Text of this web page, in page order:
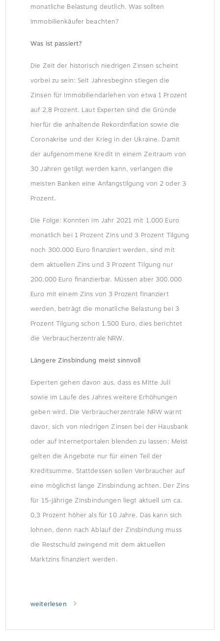
monatliche Belastung deutlich. Was sollten
Immobilienkäufer beachten?
Was ist passiert?
Die Zeit der historisch niedrigen Zinsen scheint
vorbei zu sein: Seit Jahresbeginn stiegen die
Zinsen für Immobiliendarlehen von etwa 1 Prozent
auf 2,8 Prozent. Laut Experten sind die Gründe
hierfür die anhaltende Rekordinflation sowie die
Coronakrise und der Krieg in der Ukraine. Damit
der aufgenommene Kredit in einem Zeitraum von
30 Jahren getilgt werden kann, verlangen die
meisten Banken eine Anfangstilgung von 2 oder 3
Prozent.
Die Folge: Konnten im Jahr 2021 mit 1.000 Euro
monatlich bei 1 Prozent Zins und 3 Prozent Tilgung
noch 300.000 Euro finanziert werden, sind mit
dem aktuellen Zins und 3 Prozent Tilgung nur
200.000 Euro finanzierbar. Müssen aber 300.000
Euro mit einem Zins von 3 Prozent finanziert
werden, beträgt die monatliche Belastung bei 3
Prozent Tilgung schon 1.500 Euro, dies berichtet
die Verbraucherzentrale NRW.
Längere Zinsbindung meist sinnvoll
Experten gehen davon aus, dass es Mitte Juli
sowie im Laufe des Jahres weitere Erhöhungen
geben wird. Die Verbraucherzentrale NRW warnt
davor, sich von niedrigen Zinsen bei der Hausbank
oder auf Internetportalen blenden zu lassen: Meist
gelten die Angebote nur für einen Teil der
Kreditsumme. Stattdessen sollen Verbraucher auf
eine möglichst lange Zinsbindung achten. Der Zins
für 15-jährige Zinsbindungen liegt aktuell um ca.
0,3 Prozent höher als für 10 Jahre. Das kann sich
lohnen, denn nach Ablauf der Zinsbindung muss
die Restschuld zwingend mit dem aktuellen
Marktzins finanziert werden.
weiterlesen